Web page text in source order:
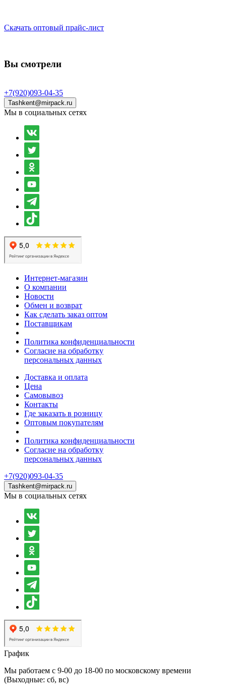
Скачать оптовый прайс-лист
Вы смотрели
+7(920)093-04-35
Tashkent@mirpack.ru
Мы в социальных сетях
Интернет-магазин
О компании
Новости
Обмен и возврат
Как сделать заказ оптом
Поставщикам
Политика конфиденциальности
Согласие на обработку
персональных данных
Доставка и оплата
Цена
Самовывоз
Контакты
Где заказать в розницу
Оптовым покупателям
Политика конфиденциальности
Согласие на обработку
персональных данных
+7(920)093-04-35
Tashkent@mirpack.ru
Мы в социальных сетях
График
Мы работаем с 9-00 до 18-00 по московскому времени
(Выходные: сб, вс)